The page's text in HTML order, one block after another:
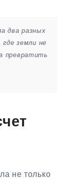
два разных
где земли не
превратить
не только